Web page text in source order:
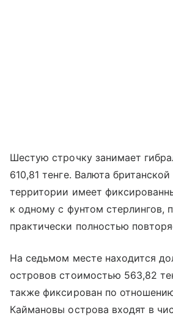
Шестую строчку занимает
610,81 тенге. Валюта
территории имеет
к одному с фунтом стерлингов,
практически полностью
На седьмом месте находится
островов стоимостью 563,82
также фиксирован по
Каймановы острова входят в